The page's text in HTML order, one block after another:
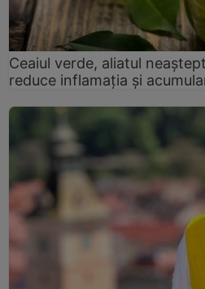
Ceaiul verde, aliatul
reduce inflamația și